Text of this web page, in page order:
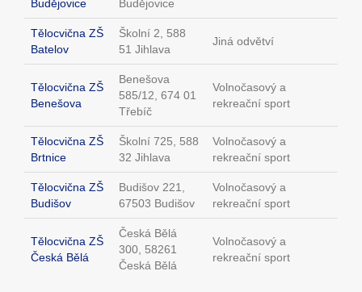
Budějovice
Budějovice
Tělocvična ZŠ
Batelov
Školní 2, 588
51 Jihlava
Jiná odvětví
Tělocvična ZŠ
Benešova
Benešova
585/12, 674 01
Třebíč
Volnočasový a
rekreační sport
Tělocvična ZŠ
Brtnice
Školní 725, 588
32 Jihlava
Volnočasový a
rekreační sport
Tělocvična ZŠ
Budišov
Budišov 221,
67503 Budišov
Volnočasový a
rekreační sport
Tělocvična ZŠ
Česká Bělá
Česká Bělá
300, 58261
Česká Bělá
Volnočasový a
rekreační sport